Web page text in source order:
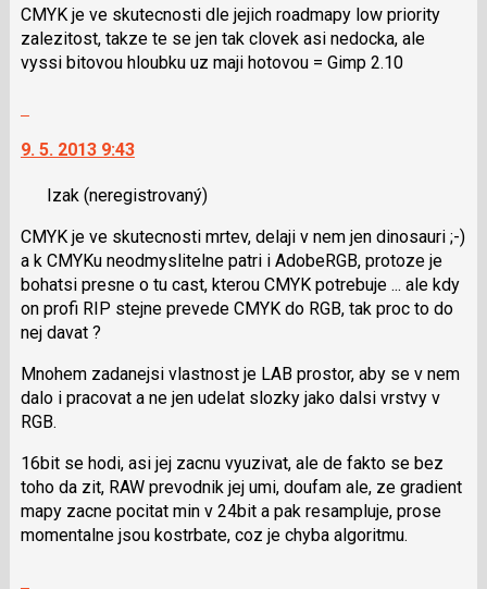
nový
názor
použít
i
klávesy
a
pro
předchozí
nový
názor
CMYK je ve skutecnosti dle jejich roadmapy low priority
zalezitost, takze te se jen tak clovek asi nedocka, ale
vyssi bitovou hloubku uz maji hotovou = Gimp 2.10
další
názor.
navigaci
lze
použít
i
klávesy
N
pro
následující
P
pro
předchozí
nový
9. 5. 2013 9:43
Izak (neregistrovaný)
CMYK je ve skutecnosti mrtev, delaji v nem jen dinosauri ;-)
a k CMYKu neodmyslitelne patri i AdobeRGB, protoze je
bohatsi presne o tu cast, kterou CMYK potrebuje ... ale kdy
on profi RIP stejne prevede CMYK do RGB, tak proc to do
nej davat ?
Mnohem zadanejsi vlastnost je LAB prostor, aby se v nem
dalo i pracovat a ne jen udelat slozky jako dalsi vrstvy v
RGB.
16bit se hodi, asi jej zacnu vyuzivat, ale de fakto se bez
toho da zit, RAW prevodnik jej umi, doufam ale, ze gradient
mapy zacne pocitat min v 24bit a pak resampluje, prose
momentalne jsou kostrbate, coz je chyba algoritmu.